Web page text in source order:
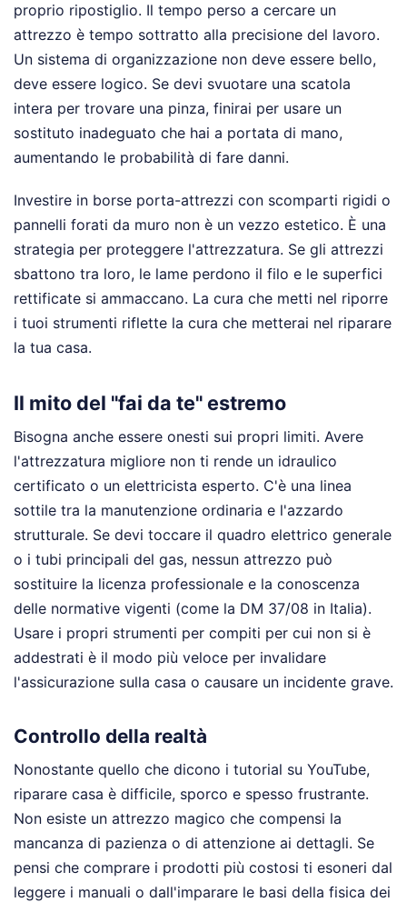
proprio ripostiglio. Il tempo perso a cercare un
attrezzo è tempo sottratto alla precisione del lavoro.
Un sistema di organizzazione non deve essere bello,
deve essere logico. Se devi svuotare una scatola
intera per trovare una pinza, finirai per usare un
sostituto inadeguato che hai a portata di mano,
aumentando le probabilità di fare danni.
Investire in borse porta-attrezzi con scomparti rigidi o
pannelli forati da muro non è un vezzo estetico. È una
strategia per proteggere l'attrezzatura. Se gli attrezzi
sbattono tra loro, le lame perdono il filo e le superfici
rettificate si ammaccano. La cura che metti nel riporre
i tuoi strumenti riflette la cura che metterai nel riparare
la tua casa.
Il mito del "fai da te" estremo
Bisogna anche essere onesti sui propri limiti. Avere
l'attrezzatura migliore non ti rende un idraulico
certificato o un elettricista esperto. C'è una linea
sottile tra la manutenzione ordinaria e l'azzardo
strutturale. Se devi toccare il quadro elettrico generale
o i tubi principali del gas, nessun attrezzo può
sostituire la licenza professionale e la conoscenza
delle normative vigenti (come la DM 37/08 in Italia).
Usare i propri strumenti per compiti per cui non si è
addestrati è il modo più veloce per invalidare
l'assicurazione sulla casa o causare un incidente grave.
Controllo della realtà
Nonostante quello che dicono i tutorial su YouTube,
riparare casa è difficile, sporco e spesso frustrante.
Non esiste un attrezzo magico che compensi la
mancanza di pazienza o di attenzione ai dettagli. Se
pensi che comprare i prodotti più costosi ti esoneri dal
leggere i manuali o dall'imparare le basi della fisica dei